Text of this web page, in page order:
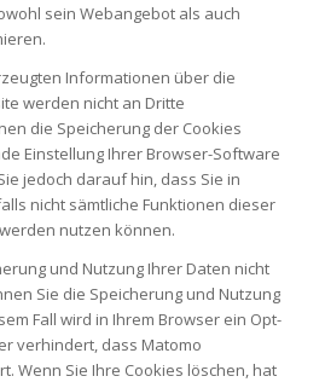
sein Webangebot als auch
Informationen über die
werden nicht an Dritte
die Speicherung der Cookies
Einstellung Ihrer Browser-Software
jedoch darauf hin, dass Sie in
nicht sämtliche Funktionen dieser
nutzen können.
und Nutzung Ihrer Daten nicht
Sie die Speicherung und Nutzung
Fall wird in Ihrem Browser ein Opt-
verhindert, dass Matomo
Wenn Sie Ihre Cookies löschen, hat